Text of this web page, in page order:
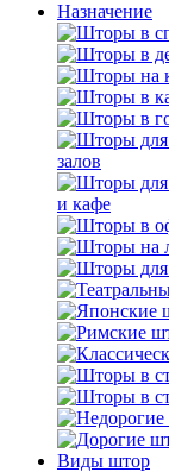
Назначение
залов
и кафе
Виды штор